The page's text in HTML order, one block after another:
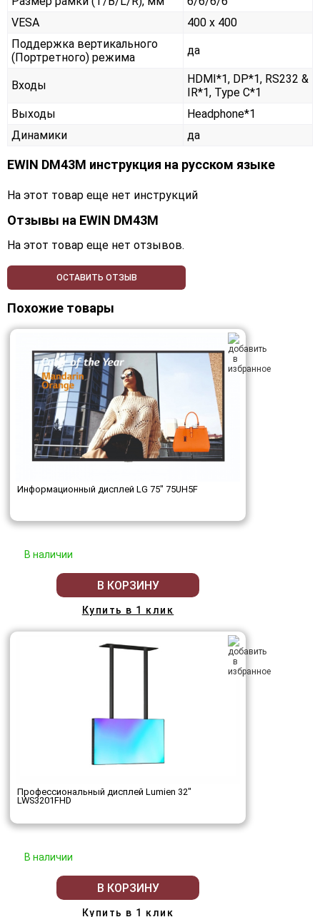
VESA
400 x 400
Поддержка вертикального
(Портретного) режима
да
Входы
HDMI*1, DP*1, RS232 &
IR*1, Type C*1
Выходы
Headphone*1
Динамики
да
EWIN DM43M инструкция на русском языке
На этот товар еще нет инструкций
Отзывы на EWIN DM43M
На этот товар еще нет отзывов.
ОСТАВИТЬ ОТЗЫВ
Похожие товары
Информационный дисплей LG 75" 75UH5F
В наличии
В КОРЗИНУ
Купить в 1 клик
Профессиональный дисплей Lumien 32"
LWS3201FHD
В наличии
В КОРЗИНУ
Купить в 1 клик